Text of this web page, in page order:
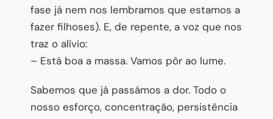
fase já nem nos lembramos que estamos a
fazer filhoses). E, de repente, a voz que nos
traz o alívio:
– Está boa a massa. Vamos pôr ao lume.
Sabemos que já passámos a dor. Todo o
nosso esforço, concentração, persistência